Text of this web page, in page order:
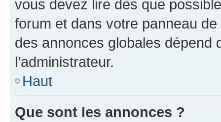
vous devez lire dès que
forum et dans votre panneau
des annonces globales dépend
l’administrateur.
Haut
Que sont les annonces ?